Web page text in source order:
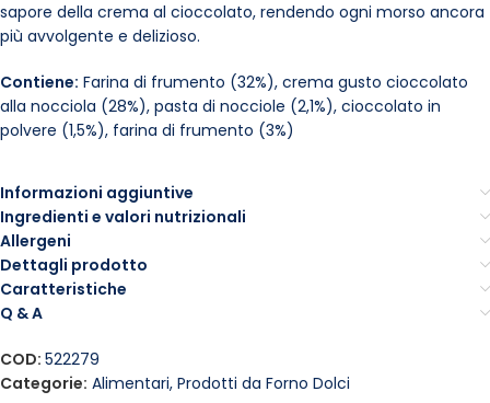
sapore della crema al cioccolato, rendendo ogni morso ancora
più avvolgente e delizioso.
Contiene: Farina di frumento (32%), crema gusto cioccolato
alla nocciola (28%), pasta di nocciole (2,1%), cioccolato in
polvere (1,5%), farina di frumento (3%)
Informazioni aggiuntive
Ingredienti e valori nutrizionali
Allergeni
Dettagli prodotto
Caratteristiche
Q & A
COD: 522279
Categorie: Alimentari, Prodotti da Forno Dolci